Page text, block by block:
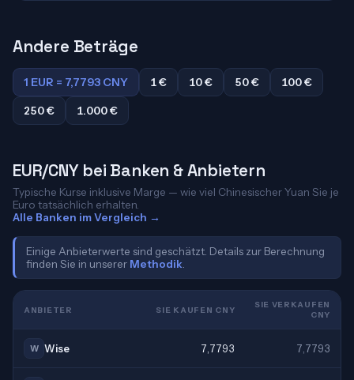
Andere Beträge
1 EUR = 7,7793 CNY 1 € 10 € 50 €
100 €
250 €
1.000 €
EUR/CNY bei Banken & Anbietern
Typische Kurse inklusive Marge — wie viel Chinesischer Yuan Sie je
Euro tatsächlich erhalten.
Alle Banken im Vergleich →
Einige Anbieterwerte sind geschätzt. Details zur Berechnung
finden Sie in unserer Methodik
ANBIETER SIE KAUFEN CNY
SIE VERKAUFEN
CNY
W Wise 7,7793 7,7793